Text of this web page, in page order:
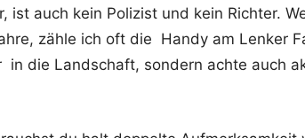
ist auch kein Polizist und kein Richter.
zähle ich oft die Handy am Lenker
in die Landschaft, sondern achte auch